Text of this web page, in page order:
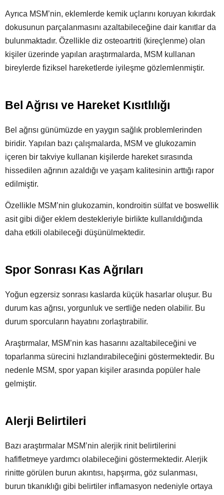
Ayrıca MSM’nin, eklemlerde kemik uçlarını koruyan kıkırdak
dokusunun parçalanmasını azaltabileceğine dair kanıtlar da
bulunmaktadır. Özellikle diz osteoartriti (kireçlenme) olan
kişiler üzerinde yapılan araştırmalarda, MSM kullanan
bireylerde fiziksel hareketlerde iyileşme gözlemlenmiştir.
Bel Ağrısı ve Hareket Kısıtlılığı
Bel ağrısı günümüzde en yaygın sağlık problemlerinden
biridir. Yapılan bazı çalışmalarda, MSM ve glukozamin
içeren bir takviye kullanan kişilerde hareket sırasında
hissedilen ağrının azaldığı ve yaşam kalitesinin arttığı rapor
edilmiştir.
Özellikle MSM’nin glukozamin, kondroitin sülfat ve boswellik
asit gibi diğer eklem destekleriyle birlikte kullanıldığında
daha etkili olabileceği düşünülmektedir.
Spor Sonrası Kas Ağrıları
Yoğun egzersiz sonrası kaslarda küçük hasarlar oluşur. Bu
durum kas ağrısı, yorgunluk ve sertliğe neden olabilir. Bu
durum sporcuların hayatını zorlaştırabilir.
Araştırmalar, MSM’nin kas hasarını azaltabileceğini ve
toparlanma sürecini hızlandırabileceğini göstermektedir. Bu
nedenle MSM, spor yapan kişiler arasında popüler hale
gelmiştir.
Alerji Belirtileri
Bazı araştırmalar MSM’nin alerjik rinit belirtilerini
hafifletmeye yardımcı olabileceğini göstermektedir. Alerjik
rinitte görülen burun akıntısı, hapşırma, göz sulanması,
burun tıkanıklığı gibi belirtiler inflamasyon nedeniyle ortaya